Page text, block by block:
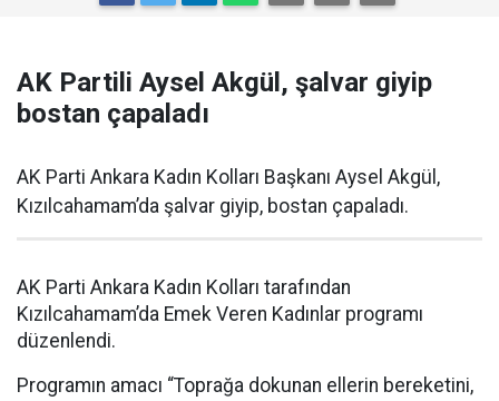
AK Partili Aysel Akgül, şalvar giyip
bostan çapaladı
AK Parti Ankara Kadın Kolları Başkanı Aysel Akgül,
Kızılcahamam’da şalvar giyip, bostan çapaladı.
AK Parti Ankara Kadın Kolları tarafından
Kızılcahamam’da Emek Veren Kadınlar programı
düzenlendi.
Programın amacı “Toprağa dokunan ellerin bereketini,